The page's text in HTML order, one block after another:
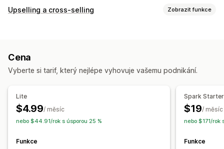
Typy balíčků
Často nakupované společně
Pevné nacenění
Cenové hladiny množství
Paušální slevy Procentuální slevy Doprava zdarma BOGO
Upselling a cross-selling Zobrazit funkce
Doplňky jedním kliknutím
Často nakupované společně
Cenové hladiny množství
Cena
Vyberte si tarif, který nejlépe vyhovuje vašemu podnikání.
Lite
$4.99/ měsíc
nebo $44.91/rok s úsporou 25 %
Funkce
Spark Starter
$19/ měsíc
nebo $171/rok
Funkce